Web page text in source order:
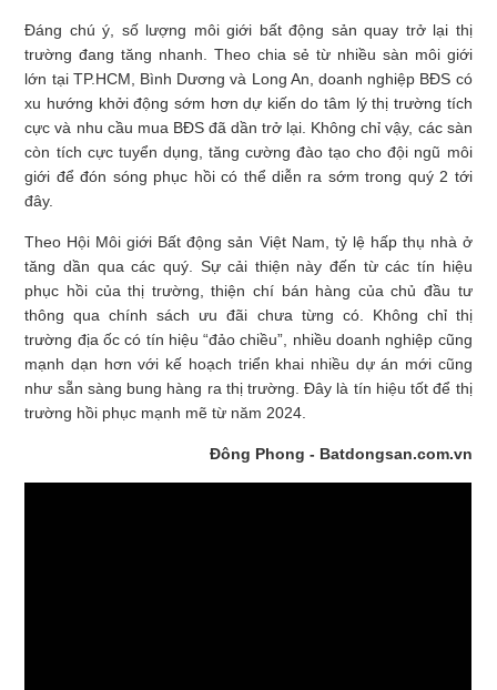
Đáng chú ý, số lượng môi giới bất động sản quay trở lại thị
trường đang tăng nhanh. Theo chia sẻ từ nhiều sàn môi giới
lớn tại TP.HCM, Bình Dương và Long An, doanh nghiệp BĐS có
xu hướng khởi động sớm hơn dự kiến do tâm lý thị trường tích
cực và nhu cầu mua BĐS đã dần trở lại. Không chỉ vậy, các sàn
còn tích cực tuyển dụng, tăng cường đào tạo cho đội ngũ môi
giới để đón sóng phục hồi có thể diễn ra sớm trong quý 2 tới
đây.
Theo Hội Môi giới Bất động sản Việt Nam, tỷ lệ hấp thụ nhà ở
tăng dần qua các quý. Sự cải thiện này đến từ các tín hiệu
phục hồi của thị trường, thiện chí bán hàng của chủ đầu tư
thông qua chính sách ưu đãi chưa từng có. Không chỉ thị
trường địa ốc có tín hiệu “đảo chiều”, nhiều doanh nghiệp cũng
mạnh dạn hơn với kế hoạch triển khai nhiều dự án mới cũng
như sẵn sàng bung hàng ra thị trường. Đây là tín hiệu tốt để thị
trường hồi phục mạnh mẽ từ năm 2024.
Đông Phong - Batdongsan.com.vn